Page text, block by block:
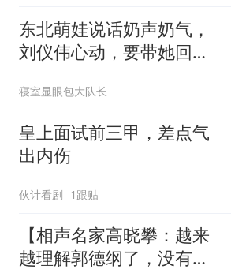
东北萌娃说话奶声奶气，
刘仪伟心动，要带她回自
寝室显眼包大队长
皇上面试前三甲，差点气
出内伤
伙计看剧 1跟贴
【相声名家高晓攀：越来
越理解郭德纲了，没有一